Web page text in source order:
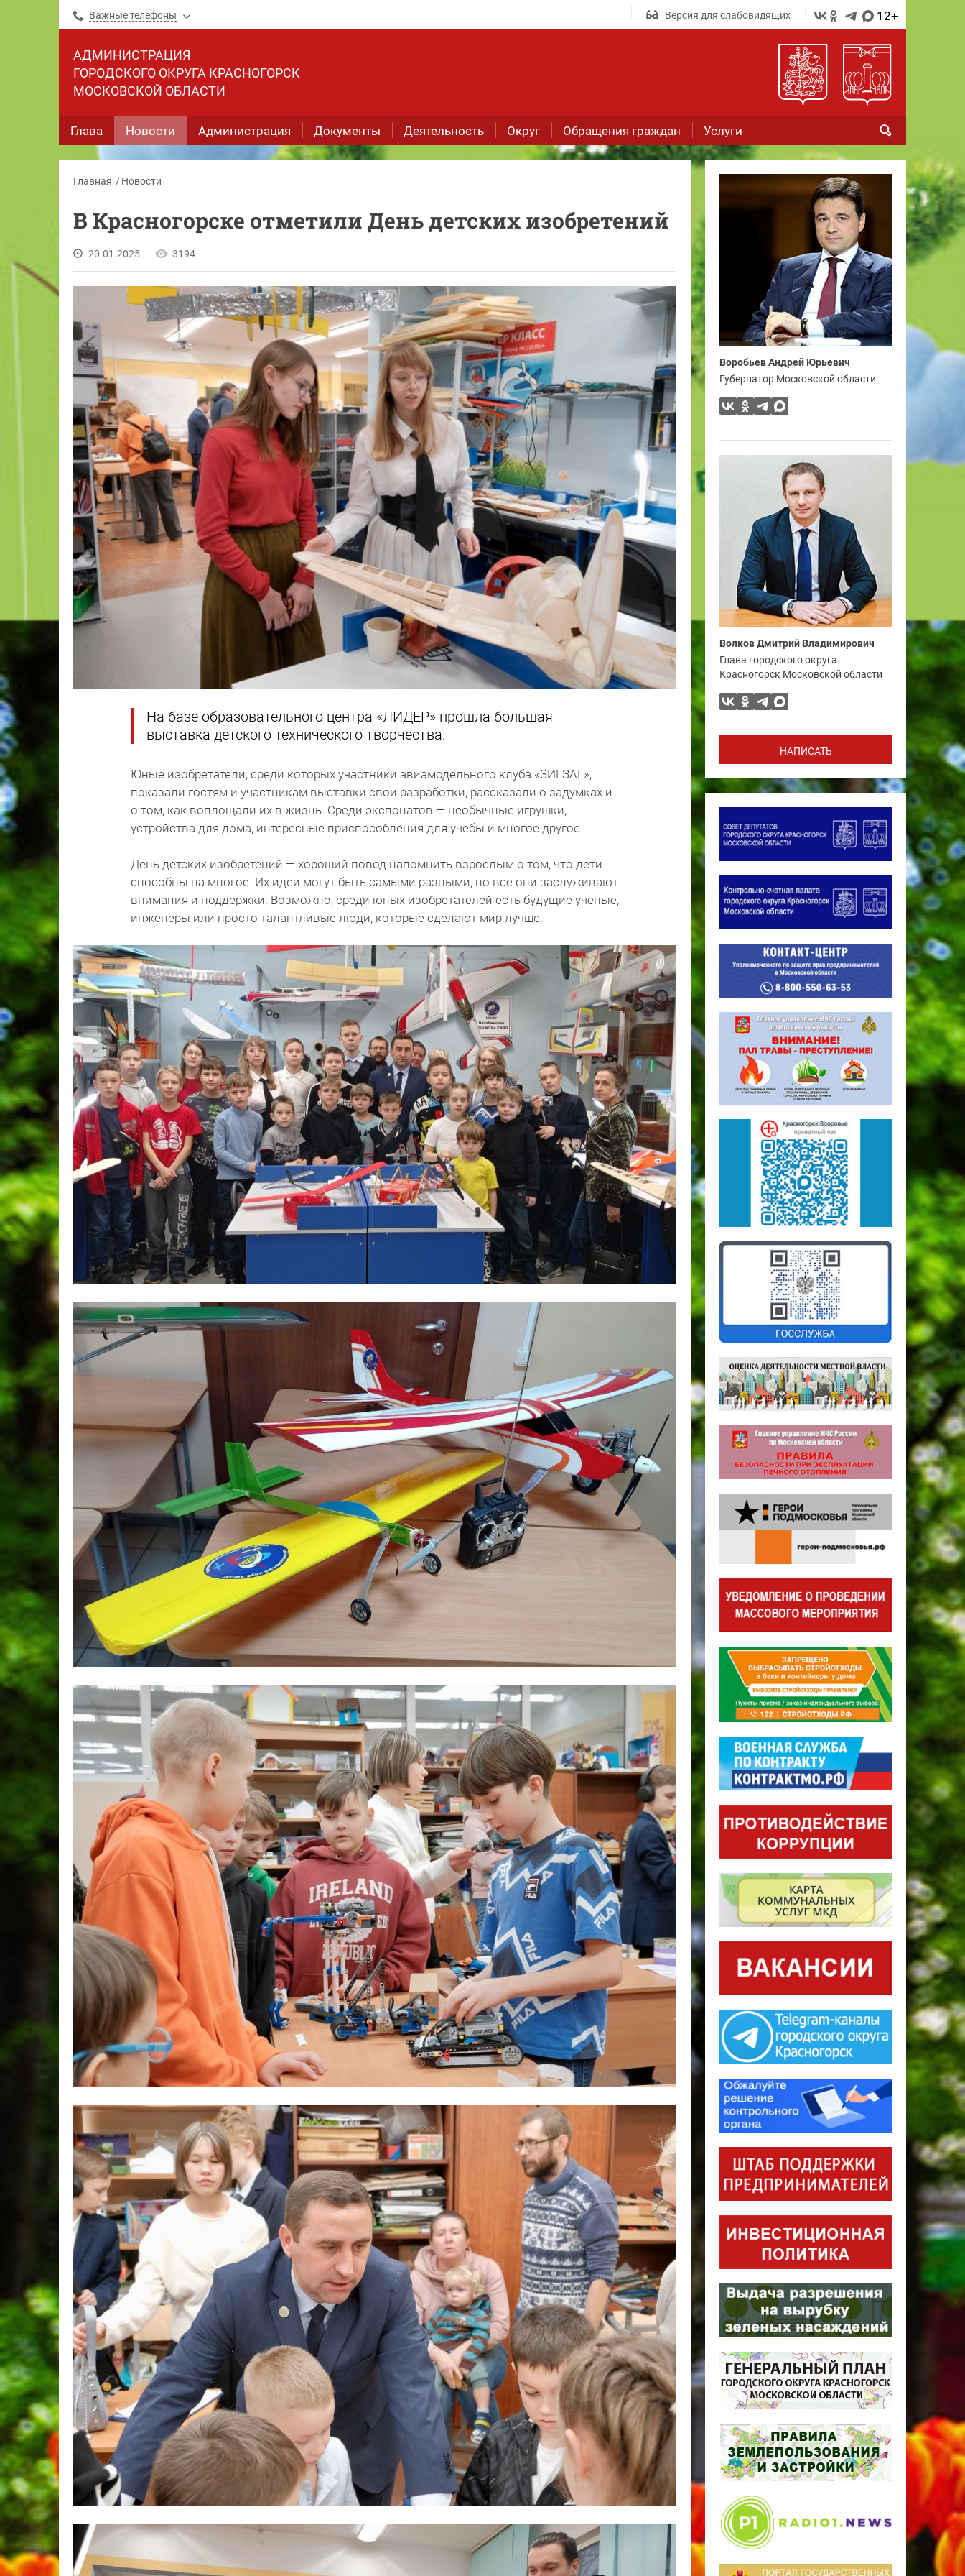
Важные телефоны Версия для слабовидящих 12+
АДМИНИСТРАЦИЯ
ГОРОДСКОГО ОКРУГА КРАСНОГОРСК
МОСКОВСКОЙ ОБЛАСТИ
Глава Новости Администрация Документы Деятельность Округ Обращения граждан Услуги
Главная Новости
В Красногорске отметили День детских изобретений
20.01.2025 3194
На базе образовательного центра «ЛИДЕР» прошла большая
выставка детского технического творчества.
Юные изобретатели, среди которых участники авиамодельного клуба «ЗИГЗАГ»,
показали гостям и участникам выставки свои разработки, рассказали о задумках и
о том, как воплощали их в жизнь. Среди экспонатов — необычные игрушки,
устройства для дома, интересные приспособления для учёбы и многое другое.
День детских изобретений — хороший повод напомнить взрослым о том, что дети
способны на многое. Их идеи могут быть самыми разными, но все они заслуживают
внимания и поддержки. Возможно, среди юных изобретателей есть будущие учёные,
инженеры или просто талантливые люди, которые сделают мир лучше.
Воробьев Андрей Юрьевич
Губернатор Московской области
Волков Дмитрий Владимирович
Глава городского округа
Красногорск Московской области
НАПИСАТЬ